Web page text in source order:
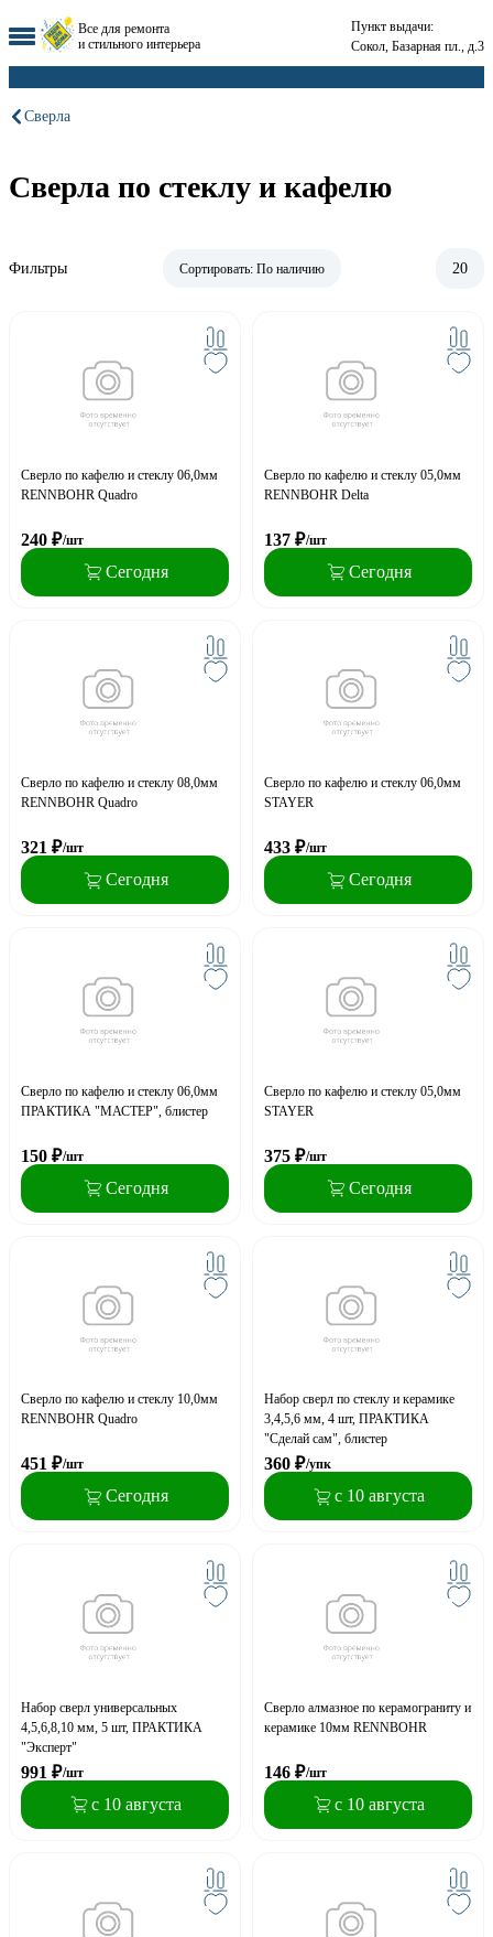
Все для ремонта
и стильного интерьера
Пункт выдачи:
Сокол, Базарная пл., д.3
Сверла
Сверла по стеклу и кафелю
Фильтры Сортировать: По наличию 20
Сверло по кафелю и стеклу 06,0мм
RENNBOHR Quadro
240 ₽/шт
Сегодня
Сверло по кафелю и стеклу 05,0мм
RENNBOHR Delta
137 ₽/шт
Сегодня
Сверло по кафелю и стеклу 08,0мм
RENNBOHR Quadro
321 ₽/шт
Сегодня
Сверло по кафелю и стеклу 06,0мм
STAYER
433 ₽/шт
Сегодня
Сверло по кафелю и стеклу 06,0мм
ПРАКТИКА "МАСТЕР", блистер
150 ₽/шт
Сегодня
Сверло по кафелю и стеклу 05,0мм
STAYER
375 ₽/шт
Сегодня
Сверло по кафелю и стеклу 10,0мм
RENNBOHR Quadro
451 ₽/шт
Сегодня
Набор сверл по стеклу и керамике
3,4,5,6 мм, 4 шт, ПРАКТИКА
"Сделай сам", блистер
360 ₽/упк
с 10 августа
Набор сверл универсальных
4,5,6,8,10 мм, 5 шт, ПРАКТИКА
"Эксперт"
991 ₽/шт
с 10 августа
Сверло алмазное по керамограниту и
керамике 10мм RENNBOHR
146 ₽/шт
с 10 августа